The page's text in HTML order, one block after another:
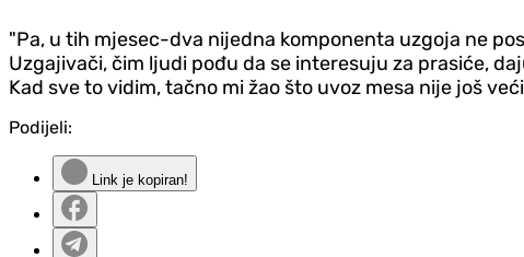
"Pa, u tih mjesec-dva nijedna komponenta uzgoja ne
Uzgajivači, čim ljudi pođu da se interesuju za prasiće,
Kad sve to vidim, tačno mi žao što uvoz mesa nije još
Podijeli:
Link je kopiran!